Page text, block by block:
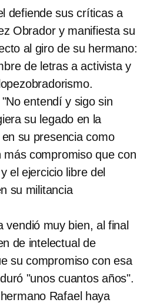
defiende sus críticas a
Obrador y manifiesta su
al giro de su hermano:
de letras a activista y
entendí y sigo sin
su legado en la
su presencia como
compromiso que con
el ejercicio libre del
su militancia
vendió muy bien, al final
de intelectual de
su compromiso con esa
"unos cuantos años".
Rafael haya